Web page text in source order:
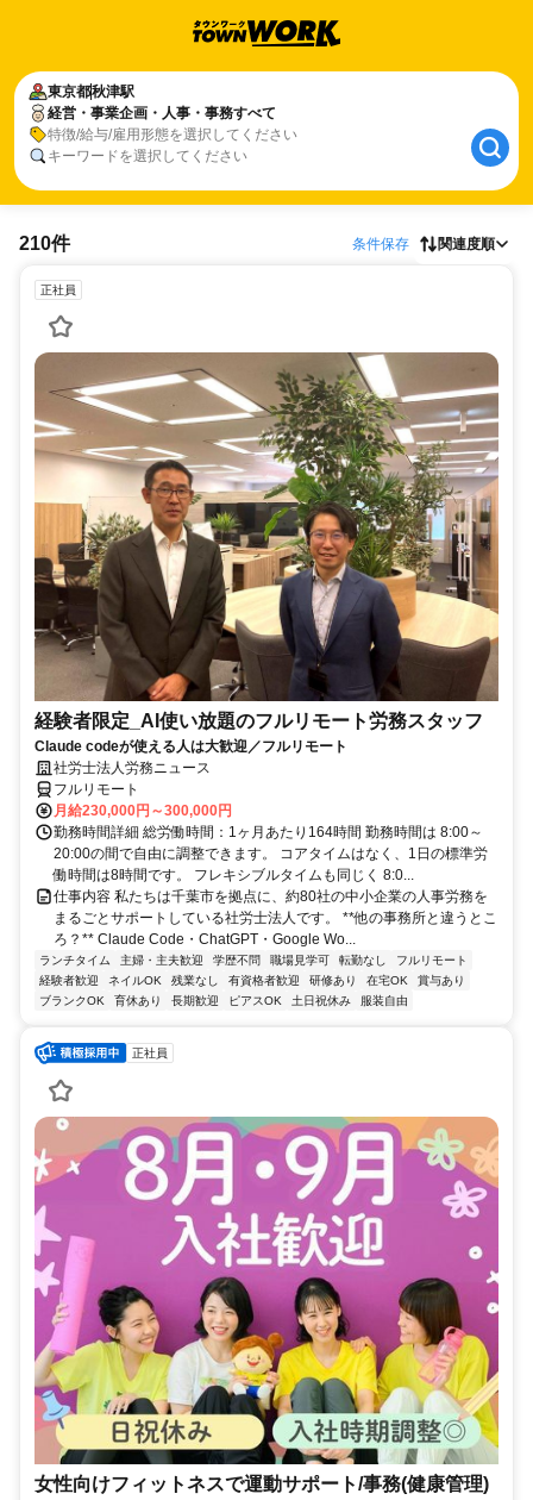
東京都秋津駅
経営・事業企画・人事・事務すべて
特徴/給与/雇用形態を選択してください
キーワードを選択してください
210件 条件保存 関連度順
正社員
経験者限定_AI使い放題のフルリモート労務スタッフ
Claude codeが使える人は大歓迎／フルリモート
社労士法人労務ニュース
フルリモート
月給230,000円～300,000円
勤務時間詳細 総労働時間：1ヶ月あたり164時間 勤務時間は 8:00～
20:00の間で自由に調整できます。 コアタイムはなく、1日の標準労
働時間は8時間です。 フレキシブルタイムも同じく 8:0...
仕事内容 私たちは千葉市を拠点に、約80社の中小企業の人事労務を
まるごとサポートしている社労士法人です。 **他の事務所と違うとこ
ろ？** Claude Code・ChatGPT・Google Wo...
ランチタイム 主婦・主夫歓迎 学歴不問 職場見学可 転勤なし
フルリモート
経験者歓迎
ネイルOK 残業なし 有資格者歓迎 研修あり 在宅OK
賞与あり
ブランクOK
育休あり 長期歓迎 ピアスOK 土日祝休み 服装自由
正社員
女性向けフィットネスで運動サポート/事務(健康管理)